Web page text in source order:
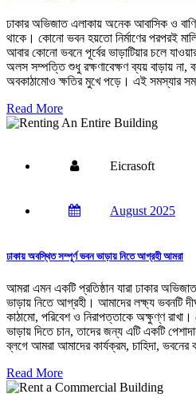
ঢাকার অভিজাত এলাকায় অনেক আবাসিক ও
থাকে। কোনো ভবন হয়তো নির্মাণের পরপরই
আবার কোনো ভবনে পূর্বের ভাড়াটিয়ার চলে
অলস সম্পত্তি শুধু রক্ষণাবেক্ষণ ব্যয় বাড়ায় না,
অবকাঠামোও ক্ষতির মুখে পড়ে। এই সমস্যার
Read More
Eicrasoft
August 2025
ঢাকায় অবস্থিত সম্পূর্ণ ভবন ভাড়ায় নিতে আগ্রহী আমরা
আমরা এমন একটি প্রতিষ্ঠান যারা ঢাকার
ভাড়ায় নিতে আগ্রহী। আমাদের লক্ষ্য ভবনটি
কাঠামো, পরিবেশ ও নিরাপত্তাকে অক্ষুণ্ণ রাখা।
ভাড়ায় দিতে চান, তাদের জন্য এটি একটি
ব্লগে আমরা আমাদের কার্যক্রম, চাহিদা,
Read More